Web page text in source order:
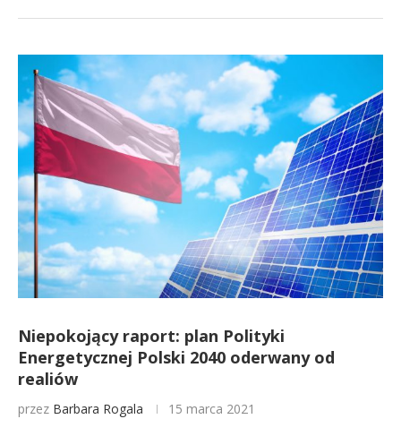
Niepokojący raport: plan Polityki
Energetycznej Polski 2040 oderwany od
realiów
przez Barbara Rogala 15 marca 2021